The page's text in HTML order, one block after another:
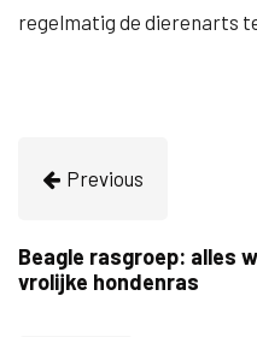
regelmatig de dierenarts
Previous
Beagle rasgroep: alles
vrolijke hondenras